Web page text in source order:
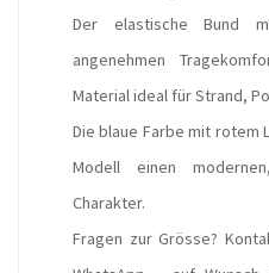
Der elastische Bund
angenehmen
Material ideal für Strand,
Die blaue Farbe mit rotem
Modell einen
Charakter.
Fragen zur Grösse?